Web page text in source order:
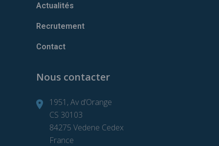
Actualités
Recrutement
Contact
Nous contacter
1951, Av d’Orange
CS 30103
84275 Vedene Cedex
France